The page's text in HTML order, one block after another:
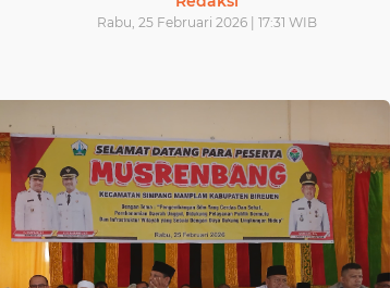
Rabu, 25 Februari 2026 | 17:31 WIB